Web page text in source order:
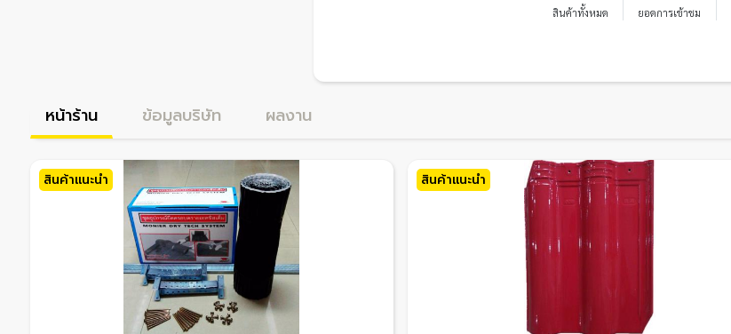
สินค้าทั้งหมด ยอดการเข้าชม
หน้าร้าน ข้อมูลบริษัท ผลงาน
สินค้าแนะนำ สินค้าแนะนำ